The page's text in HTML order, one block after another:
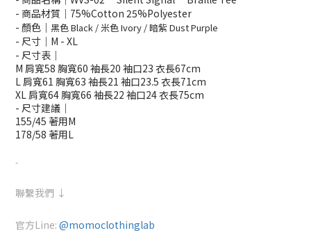
- 商品材質｜75%Cotton 25%Polyester
- 顏色｜ 黑色 Black / 米色 Ivory / 暗紫 Dust Purple
- 尺寸｜M - XL
- 尺寸表｜
M 肩寬58 胸寬60 袖長20 袖口23 衣長67cm
L 肩寬61 胸寬63 袖長21 袖口23.5 衣長71cm
XL 肩寬64 胸寬66 袖長22 袖口24 衣長75cm
- 尺寸建議｜
155/45 著用M
178/58 著用L
-
聯繫我們 ↓
官方Line: @momoclothinglab